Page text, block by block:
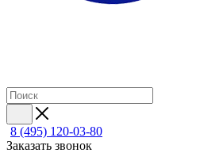
8 (495) 120-03-80
Заказать звонок